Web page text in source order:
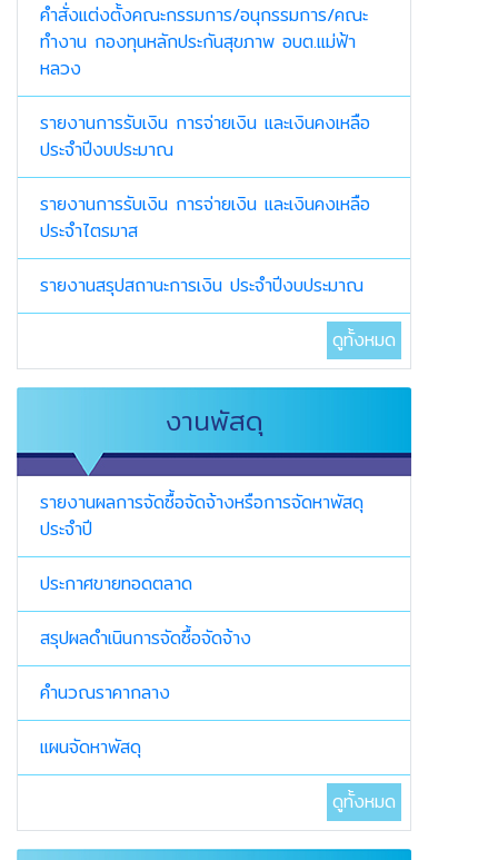
คำสั่งแต่งตั้งคณะกรรมการ/อนุกรรมการ/คณะ
ทำงาน กองทุนหลักประกันสุขภาพ อบต.แม่ฟ้า
หลวง
รายงานการรับเงิน การจ่ายเงิน และเงินคงเหลือ
ประจำปีงบประมาณ
รายงานการรับเงิน การจ่ายเงิน และเงินคงเหลือ
ประจำไตรมาส
รายงานสรุปสถานะการเงิน ประจำปีงบประมาณ
ดูทั้งหมด
งานพัสดุ
รายงานผลการจัดซื้อจัดจ้างหรือการจัดหาพัสดุ
ประจำปี
ประกาศขายทอดตลาด
สรุปผลดำเนินการจัดซื้อจัดจ้าง
คำนวณราคากลาง
แผนจัดหาพัสดุ
ดูทั้งหมด